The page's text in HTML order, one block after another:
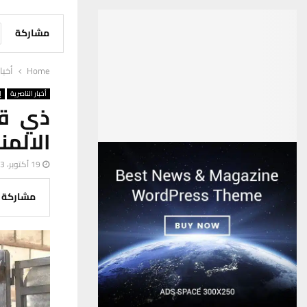
مشاركة
Home
أخبار الناصرية
19 أكتوبر، 2023
مشاركة